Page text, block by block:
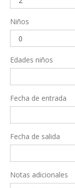
Niños
Edades niños
Fecha de entrada
Fecha de salida
Notas adicionales